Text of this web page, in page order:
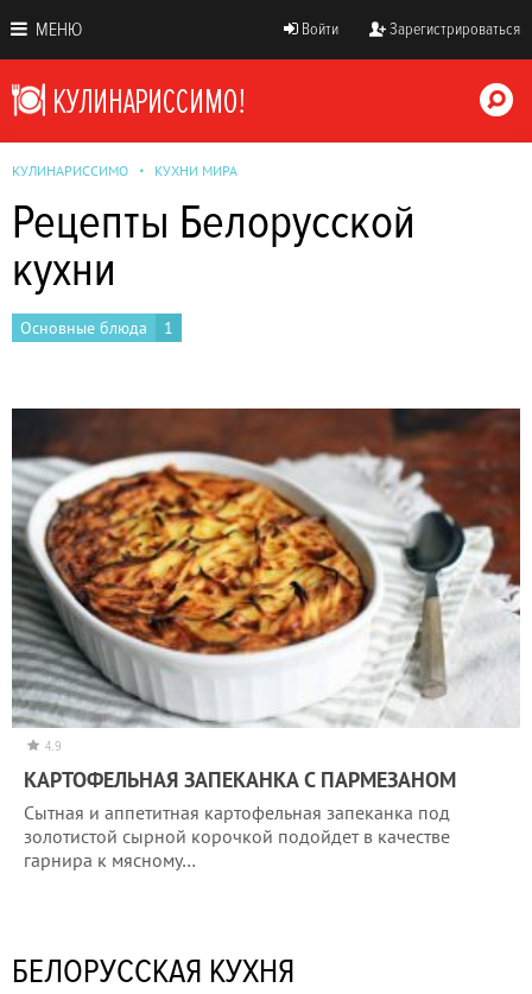
МЕНЮ Войти Зарегистрироваться
КУЛИНАРИССИМО КУХНИ МИРА
Рецепты Белорусской
кухни
Основные блюда 1
4.9
КАРТОФЕЛЬНАЯ ЗАПЕКАНКА С ПАРМЕЗАНОМ
Сытная и аппетитная картофельная запеканка под
золотистой сырной корочкой подойдет в качестве
гарнира к мясному…
БЕЛОРУССКАЯ КУХНЯ